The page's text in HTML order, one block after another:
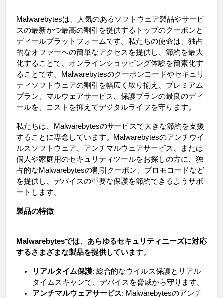
Malwarebytesは、人気のあるソフトウェア製品やサービ
スの最新かつ最高の割引を提供するトップのクーポンと
ディールプラットフォームです。私たちの使命は、独占
的なオファーへの簡単なアクセスを提供し、節約を最大
化することで、オンラインショッピング体験を簡素化す
ることです。Malwarebytesのクーポンコードやセキュリ
ティソフトウェアの割引を幅広く取り揃え、プレミアム
プラン、マルウェアサービス、保護プランの最良のディ
ールを、コストを抑えてデジタルライフを守ります。
私たちは、Malwarebytesのサービスで大きな節約を支援
することに専念しています。Malwarebytesのアンチウイ
ルスソフトウェア、アンチマルウェアサービス、または
個人や家庭用のセキュリティツールをお探しの方に、独
占的なMalwarebytesの割引クーポン、プロモコードなど
を提供し、デバイスの重要な保護を節約できるようサポ
ートします。
製品の特徴
Malwarebytesでは、あらゆるセキュリティニーズに対応
するさまざまな製品を提供しています。
リアルタイム保護: 総合的なウイルス保護とリアル
タイムスキャンで、デバイスを脅威から守ります。
アンチマルウェアサービス: Malwarebytesのアンチ